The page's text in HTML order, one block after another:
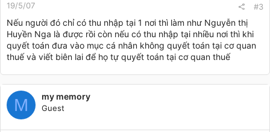
19/5/07 #3
Nếu người đó chỉ có thu nhập tại 1 nơi thì làm như Nguyễn thị
Huyền Nga là được rồi còn nếu có thu nhập tại nhiều nơi thì khi
quyết toán đưa vào mục cá nhân không quyết toán tại cơ quan
thuế và viết biên lai để họ tự quyết toán tại cơ quan thuế
M my memory
Guest